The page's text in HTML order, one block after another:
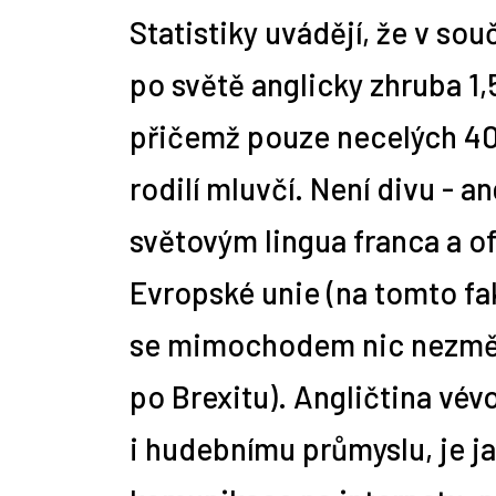
10 nejčastějších profesí
absolventů práv
Zemědělskou rubriku
připravujeme
Alžběta Vítková mluví 9 jazyky,
osvojit si nový jazyk jí trvá pár
týdnů
10 rad, jak napsat správný mail
personalistovi
Úvod
pro
Jdi pracovat! jako stážista A je
1. díl: Mimouniverzitní aktivity
aneb soutěž Hledá se novinář!
Jaká
Repasované či předváděcí
notebooky a počítače: Žádný
problém!
Tip
Statistiky uvádějí, že v
po světě anglicky zhruba
přičemž pouze necelých
rodilí mluvčí. Není divu -
světovým lingua franca a
Evropské unie (na tomto
se mimochodem nic
po Brexitu). Angličtina
i hudebnímu průmyslu, je